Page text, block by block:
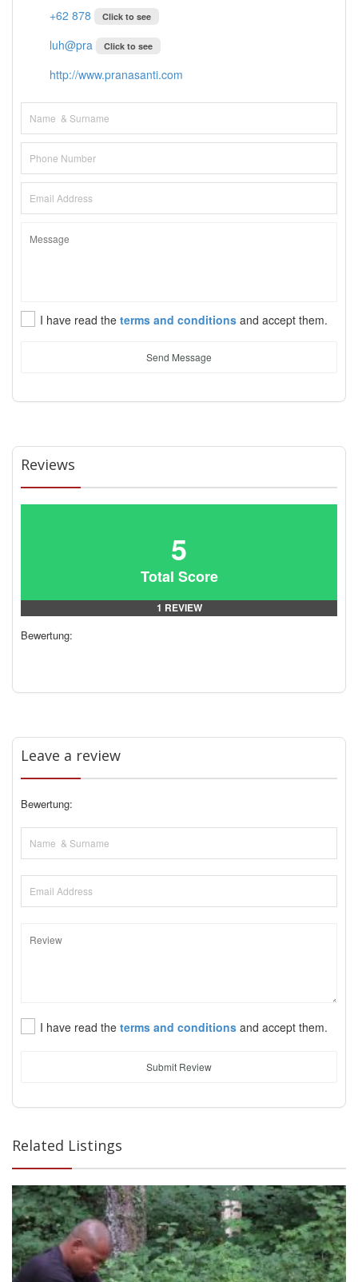
+62 878 Click to see
luh@pra Click to see
http://www.pranasanti.com
I have read the terms and conditions and accept them.
Send Message
Reviews
5
Total Score
1 REVIEW
Bewertung:
Leave a review
Bewertung:
I have read the terms and conditions and accept them.
Submit Review
Related Listings